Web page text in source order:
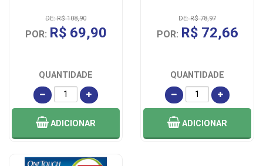
DE: R$ 108,90
POR: R$ 69,90
QUANTIDADE
ADICIONAR
DE: R$ 78,97
POR: R$ 72,66
QUANTIDADE
ADICIONAR